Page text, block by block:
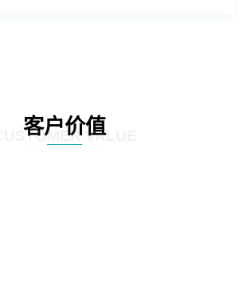
客户价值
CUSTOMER VALUE